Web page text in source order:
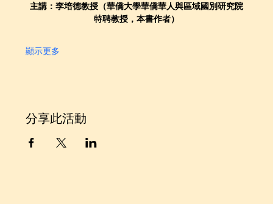
主講：李培德教授（華僑大學華僑華人與區域國別研究院
特聘教授，本書作者）
顯示更多
分享此活動